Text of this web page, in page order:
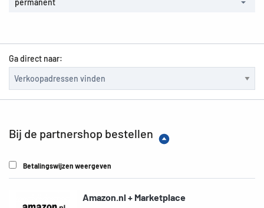
permanent
Ga direct naar:
Bij de partnershop bestellen
Betalingswijzen weergeven
Amazon.nl + Marketplace